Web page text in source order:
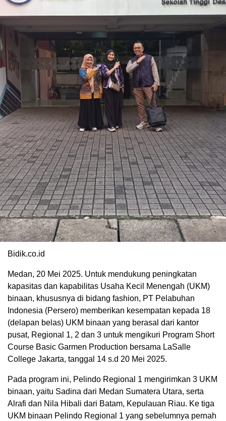
Bidik.co.id
Medan, 20 Mei 2025. Untuk mendukung peningkatan
kapasitas dan kapabilitas Usaha Kecil Menengah (UKM)
binaan, khususnya di bidang fashion, PT Pelabuhan
Indonesia (Persero) memberikan kesempatan kepada 18
(delapan belas) UKM binaan yang berasal dari kantor
pusat, Regional 1, 2 dan 3 untuk mengikuri Program Short
Course Basic Garmen Production bersama LaSalle
College Jakarta, tanggal 14 s.d 20 Mei 2025.
Pada program ini, Pelindo Regional 1 mengirimkan 3 UKM
binaan, yaitu Sadina dari Medan Sumatera Utara, serta
Alrafi dan Nila Hibali dari Batam, Kepulauan Riau. Ke tiga
UKM binaan Pelindo Regional 1 yang sebelumnya pernah